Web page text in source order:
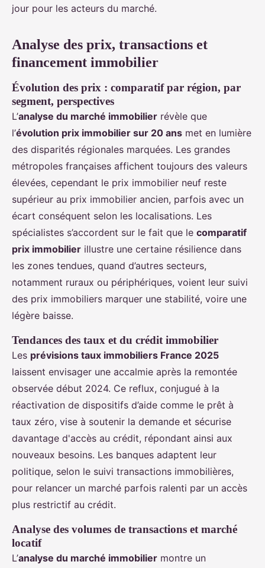
jour pour les acteurs du marché.
Analyse des prix, transactions et
financement immobilier
Évolution des prix : comparatif par région, par
segment, perspectives
L’analyse du marché immobilier révèle que
l’évolution prix immobilier sur 20 ans met en lumière
des disparités régionales marquées. Les grandes
métropoles françaises affichent toujours des valeurs
élevées, cependant le prix immobilier neuf reste
supérieur au prix immobilier ancien, parfois avec un
écart conséquent selon les localisations. Les
spécialistes s’accordent sur le fait que le comparatif
prix immobilier illustre une certaine résilience dans
les zones tendues, quand d’autres secteurs,
notamment ruraux ou périphériques, voient leur suivi
des prix immobiliers marquer une stabilité, voire une
légère baisse.
Tendances des taux et du crédit immobilier
Les prévisions taux immobiliers France 2025
laissent envisager une accalmie après la remontée
observée début 2024. Ce reflux, conjugué à la
réactivation de dispositifs d’aide comme le prêt à
taux zéro, vise à soutenir la demande et sécurise
davantage d'accès au crédit, répondant ainsi aux
nouveaux besoins. Les banques adaptent leur
politique, selon le suivi transactions immobilières,
pour relancer un marché parfois ralenti par un accès
plus restrictif au crédit.
Analyse des volumes de transactions et marché
locatif
L’analyse du marché immobilier montre un